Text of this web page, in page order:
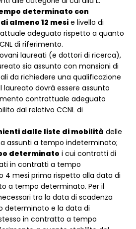
determinato con
almeno 12 mesi e livello di
adeguato rispetto a quanto
di riferimento.
laureati (e dottori di ricerca),
sia assunto con mansioni di
da richiedere una qualificazione
laureato dovrà essere assunto
contrattuale adeguato
dal relativo CCNL di
dalle liste di mobilità delle
assunti a tempo indeterminato;
determinato i cui contratti di
in contratti a tempo
4 mesi prima rispetto alla data di
a tempo determinato. Per il
tra la data di scadenza
determinato e la data di
in contratto a tempo